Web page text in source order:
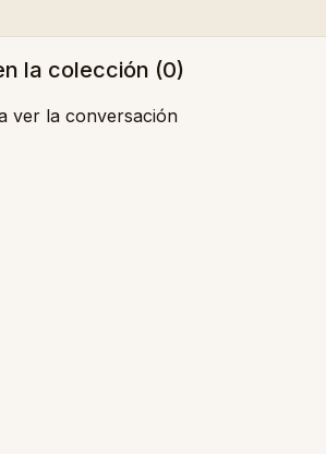
la
estabilidad del sistema
alineaciones claras.
la colección (0)
ver la conversación